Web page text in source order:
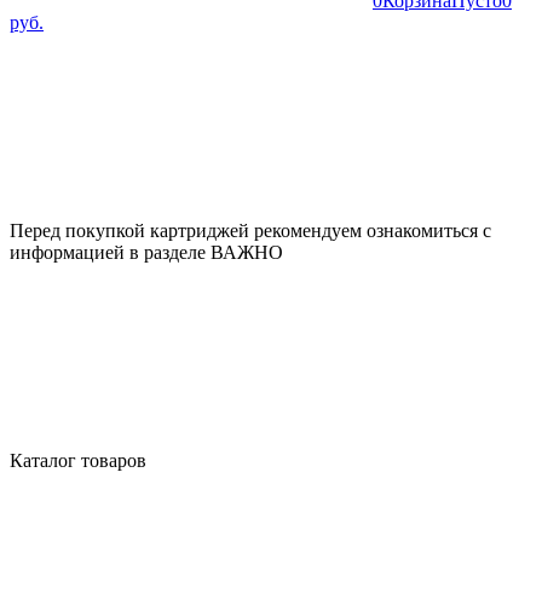
руб.
Перед покупкой картриджей рекомендуем ознакомиться с
информацией в разделе ВАЖНО
Каталог товаров